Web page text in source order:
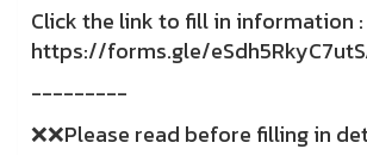
Click the link to fill in information :
https://forms.gle/
---------
❌❌Please read before filling in